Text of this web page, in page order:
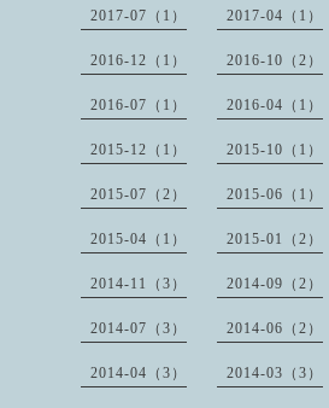
2017-07（1） 2017-04（1）
2016-12（1） 2016-10（2）
2016-07（1） 2016-04（1）
2015-12（1） 2015-10（1）
2015-07（2） 2015-06（1）
2015-04（1） 2015-01（2）
2014-11（3） 2014-09（2）
2014-07（3） 2014-06（2）
2014-04（3） 2014-03（3）